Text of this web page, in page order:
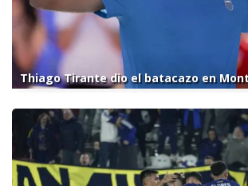
Thiago Tirante dio el batacazo en